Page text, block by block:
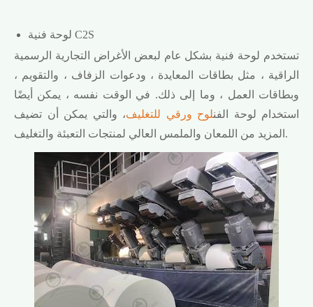
لوحة فنية C2S
تستخدم لوحة فنية بشكل عام لبعض الأغراض التجارية الرسمية
الراقية ، مثل بطاقات المعايدة ، ودعوات الزفاف ، والتقويم ،
وبطاقات العمل ، وما إلى ذلك. في الوقت نفسه ، يمكن أيضًا
استخدام لوحة الفنلوح ورقي للتغليف، والتي يمكن أن تضيف
المزيد من اللمعان والملمس العالي لمنتجات التعبئة والتغليف.